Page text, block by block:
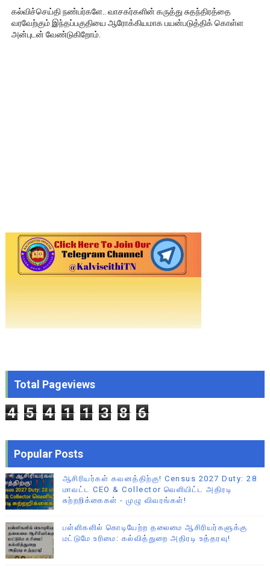
கல்விச்செய்தி நண்பர்களே.. வாசகர்களின் கருத்து சுதந்திரத்தை
வரவேற்கும் இந்தப்பகுதியை ஆரோக்கியமாக பயன்படுத்திக் கொள்ள
அன்புடன் வேண்டுகிறோம்.
Total Pageviews
4 5 4 1 1 3 8 6
Popular Posts
ஆசிரியர்கள் கவனத்திற்கு! Census 2027 Duty: 28
மாவட்ட CEO & Collector வெளியிட்ட அதிரடி
சுற்றறிக்கைகள் - முழு விவரங்கள்!
பள்ளிகளில் கொடியேற்ற தலைமை ஆசிரியர்களுக்கு
மட்டுமே உரிமை: கல்வித்துறை அதிரடி உத்தரவு!